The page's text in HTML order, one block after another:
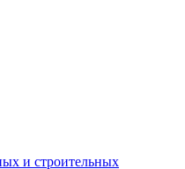
и строительных